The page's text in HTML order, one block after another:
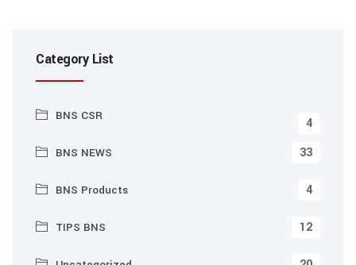
Category List
BNS CSR 4
BNS NEWS 33
BNS Products 4
TIPS BNS 12